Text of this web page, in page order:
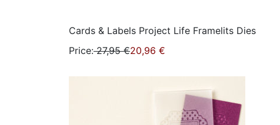
Cards & Labels Project Life Framelits Dies
Price: 27,95 €20,96 €